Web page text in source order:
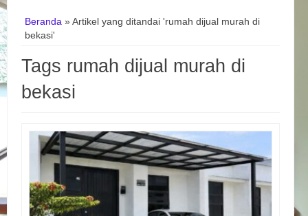
Beranda »Artikel yang ditandai 'rumah dijual murah di
bekasi'
Tags rumah dijual murah di
bekasi